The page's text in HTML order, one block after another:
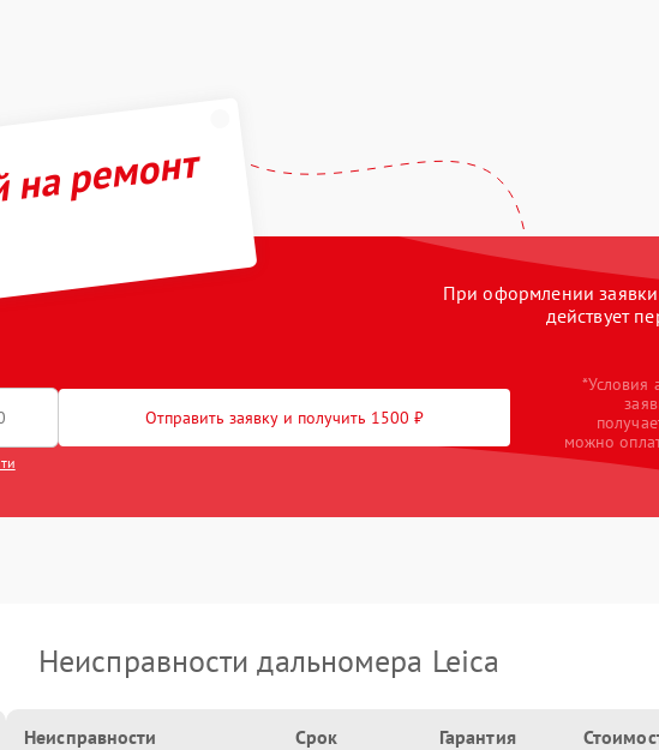
ремонт
При оформлении заявки
действует
Отправить заявку и получить 1500 ₽
*Условия
можно
Неисправности дальномера Leica
Неисправности Срок Гарантия